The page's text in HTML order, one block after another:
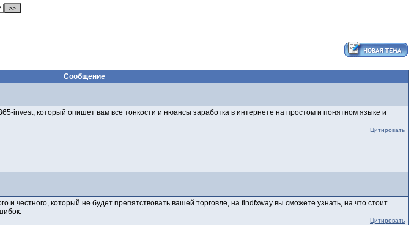
Сообщение
invest, который опишет вам все тонкости и нюансы заработка в интернете на простом и понятном языке и
Цитировать
и честного, который не будет препятствовать вашей торговле, на findfxway вы сможете узнать, на что стоит
Цитировать